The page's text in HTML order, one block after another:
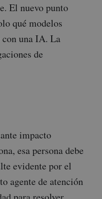
El nuevo punto
qué modelos
con una IA. La
de
impacto
esa persona debe
evidente por el
agente de atención